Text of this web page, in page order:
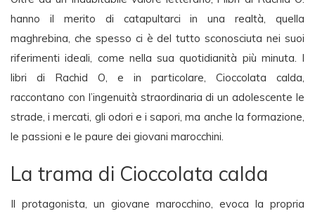
hanno il merito di catapultarci in una realtà, quella
maghrebina, che spesso ci è del tutto sconosciuta nei suoi
riferimenti ideali, come nella sua quotidianità più minuta. I
libri di Rachid O, e in particolare, Cioccolata calda,
raccontano con l’ingenuità straordinaria di un adolescente le
strade, i mercati, gli odori e i sapori, ma anche la formazione,
le passioni e le paure dei giovani marocchini.
La trama di Cioccolata calda
Il protagonista, un giovane marocchino, evoca la propria